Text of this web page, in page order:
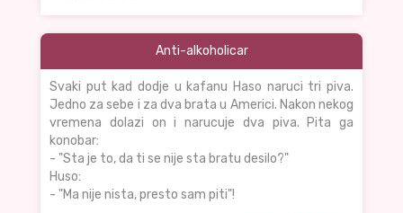
Anti-alkoholicar
Svaki put kad dodje u kafanu Haso naruci tri piva.
Jedno za sebe i za dva brata u Americi. Nakon nekog
vremena dolazi on i narucuje dva piva. Pita ga
konobar:
- "Sta je to, da ti se nije sta bratu desilo?"
Huso:
- "Ma nije nista, presto sam piti"!